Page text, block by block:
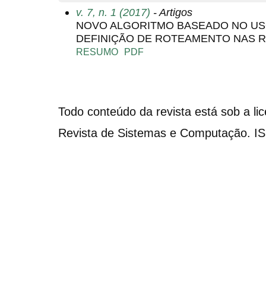
v. 7, n. 1 (2017) - Artigos
NOVO ALGORITMO BASEADO NO
DEFINIÇÃO DE ROTEAMENTO NAS
RESUMO PDF
Todo conteúdo da revista está sob a
Revista de Sistemas e Computação.